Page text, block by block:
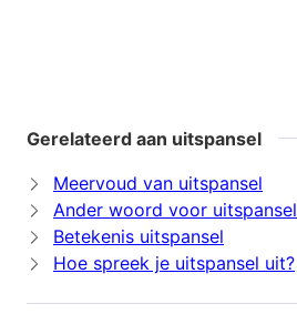
Gerelateerd aan uitspansel
Meervoud van uitspansel
Ander woord voor uitspansel
Betekenis uitspansel
Hoe spreek je uitspansel uit?